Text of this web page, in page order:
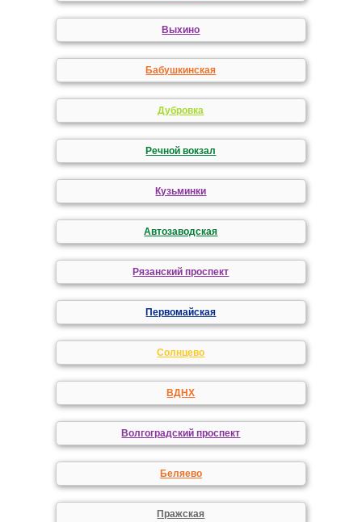
Выхино
Бабушкинская
Дубровка
Речной вокзал
Кузьминки
Автозаводская
Рязанский проспект
Первомайская
Солнцево
ВДНХ
Волгоградский проспект
Беляево
Пражская